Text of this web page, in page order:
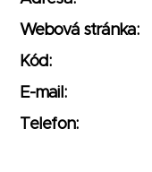
Webová stránka:
Kód:
E-mail:
Telefon: